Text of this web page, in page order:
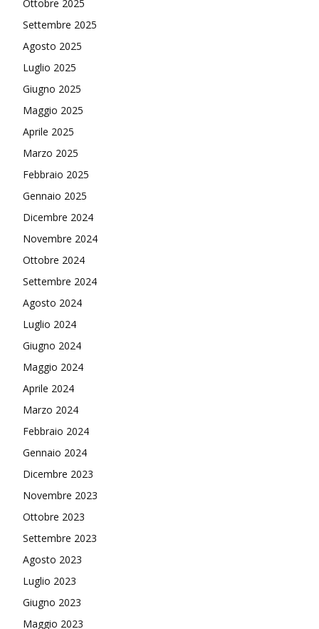
Ottobre 2025
Settembre 2025
Agosto 2025
Luglio 2025
Giugno 2025
Maggio 2025
Aprile 2025
Marzo 2025
Febbraio 2025
Gennaio 2025
Dicembre 2024
Novembre 2024
Ottobre 2024
Settembre 2024
Agosto 2024
Luglio 2024
Giugno 2024
Maggio 2024
Aprile 2024
Marzo 2024
Febbraio 2024
Gennaio 2024
Dicembre 2023
Novembre 2023
Ottobre 2023
Settembre 2023
Agosto 2023
Luglio 2023
Giugno 2023
Maggio 2023